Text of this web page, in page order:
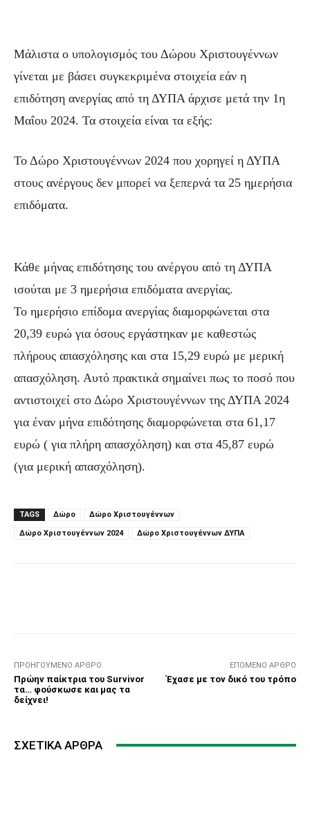
Μάλιστα ο υπολογισμός του Δώρου Χριστουγέννων
γίνεται με βάσει συγκεκριμένα στοιχεία εάν η
επιδότηση ανεργίας από τη ΔΥΠΑ άρχισε μετά την 1η
Μαΐου 2024. Τα στοιχεία είναι τα εξής:
Το Δώρο Χριστουγέννων 2024 που χορηγεί η ΔΥΠΑ
στους ανέργους δεν μπορεί να ξεπερνά τα 25 ημερήσια
επιδόματα.
Κάθε μήνας επιδότησης του ανέργου από τη ΔΥΠΑ
ισούται με 3 ημερήσια επιδόματα ανεργίας.
Το ημερήσιο επίδομα ανεργίας διαμορφώνεται στα
20,39 ευρώ για όσους εργάστηκαν με καθεστώς
πλήρους απασχόλησης και στα 15,29 ευρώ με μερική
απασχόληση. Αυτό πρακτικά σημαίνει πως το ποσό που
αντιστοιχεί στο Δώρο Χριστουγέννων της ΔΥΠΑ 2024
για έναν μήνα επιδότησης διαμορφώνεται στα 61,17
ευρώ ( για πλήρη απασχόληση) και στα 45,87 ευρώ
(για μερική απασχόληση).
TAGS Δώρο Δώρο Χριστουγέννων
Δώρο Χριστουγέννων 2024 Δώρο Χριστουγέννων ΔΥΠΑ
ΠΡΟΗΓΟΎΜΕΝΟ ΆΡΘΡΟ
Πρώην παίκτρια του Survivor
τα… φούσκωσε και μας τα
δείχνει!
ΕΠΌΜΕΝΟ ΆΡΘΡΟ
Έχασε με τον δικό του τρόπο
ΣΧΕΤΙΚΆ ΆΡΘΡΑ